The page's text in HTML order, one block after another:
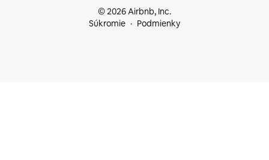
© 2026 Airbnb, Inc.
Súkromie
Podmienky